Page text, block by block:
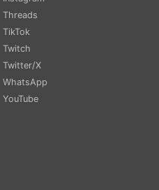
Threads
TikTok
Twitch
Twitter/X
WhatsApp
YouTube